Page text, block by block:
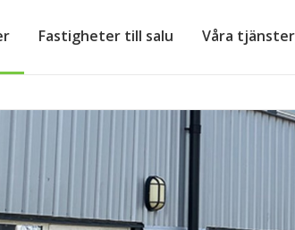
Fastigheter till salu Våra tjänster